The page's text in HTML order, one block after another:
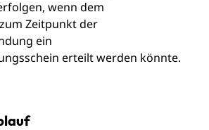
wenn dem
Zeitpunkt der
ein
erteilt werden könnte.